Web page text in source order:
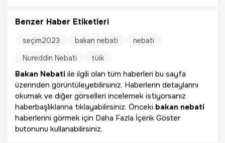
Benzer Haber Etiketleri
seçim2023 bakan nebati
nebati
Nureddin Nebati
tüik
Bakan Nebati ile ilgili olan tüm haberleri bu sayfa
üzerinden görüntüleyebilirsiniz. Haberlerin detaylarını
okumak ve diğer görselleri incelemek istiyorsanız
haberbaşlıklarına tıklayabilirsiniz. Önceki bakan nebati
haberlerini görmek için Daha Fazla İçerik Göster
butonunu kullanabilirsiniz.